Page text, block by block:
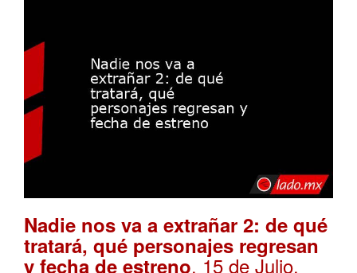
Nadie nos va a extrañar 2: de qué
tratará, qué personajes regresan
y fecha de estreno. 15 de Julio,